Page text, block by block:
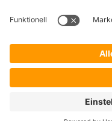
➝Webcast
➝